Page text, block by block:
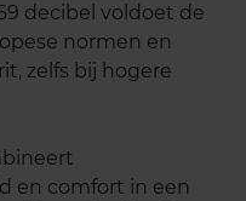
decibel voldoet de
normen en
zelfs bij hogere
en comfort in een